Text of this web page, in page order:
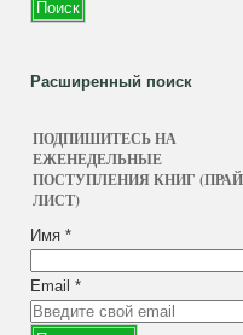
Расширенный поиск
ПОДПИШИТЕСЬ НА
ЕЖЕНЕДЕЛЬНЫЕ
ПОСТУПЛЕНИЯ КНИГ
ЛИСТ)
Имя *
Email *